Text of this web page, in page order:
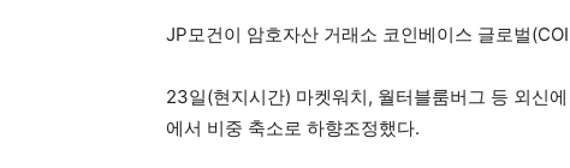
JP모건이 암호자산 거래소 코인베이스 글로벌
23일(현지시간) 마켓워치, 월터블룸버그 등 외신
에서 비중 축소로 하향조정했다.